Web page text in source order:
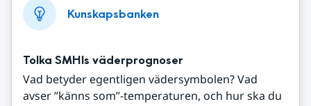
Kunskapsbanken
Tolka SMHIs väderprognoser
Vad betyder egentligen vädersymbolen? Vad
avser ”känns som”-temperaturen, och hur ska du